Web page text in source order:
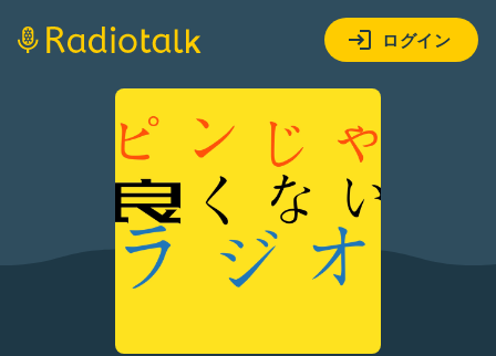
ログイン